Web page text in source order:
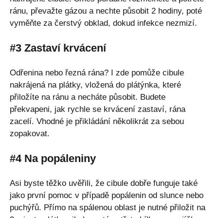
ránu, převažte gázou a nechte působit 2 hodiny, poté
vyměňte za čerstvý obklad, dokud infekce nezmizí.
#3 Zastaví krvácení
Odřenina nebo řezná rána? I zde pomůže cibule
nakrájená na plátky, vložená do plátýnka, které
přiložíte na ránu a necháte působit. Budete
překvapeni, jak rychle se krvácení zastaví, rána
zacelí. Vhodné je přikládání několikrát za sebou
zopakovat.
#4 Na popáleniny
Asi byste těžko uvěřili, že cibule dobře funguje také
jako první pomoc v případě popálenin od slunce nebo
puchýřů. Přímo na spálenou oblast je nutné přiložit na